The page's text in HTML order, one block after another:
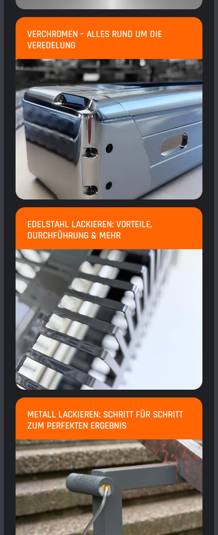
VERCHROMEN – ALLES RUND UM DIE
VEREDELUNG
EDELSTAHL LACKIEREN: VORTEILE,
DURCHFÜHRUNG & MEHR
METALL LACKIEREN: SCHRITT FÜR SCHRITT
ZUM PERFEKTEN ERGEBNIS